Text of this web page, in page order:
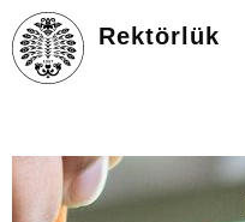
Rektörlük
PERSONEL
İLETIŞIM